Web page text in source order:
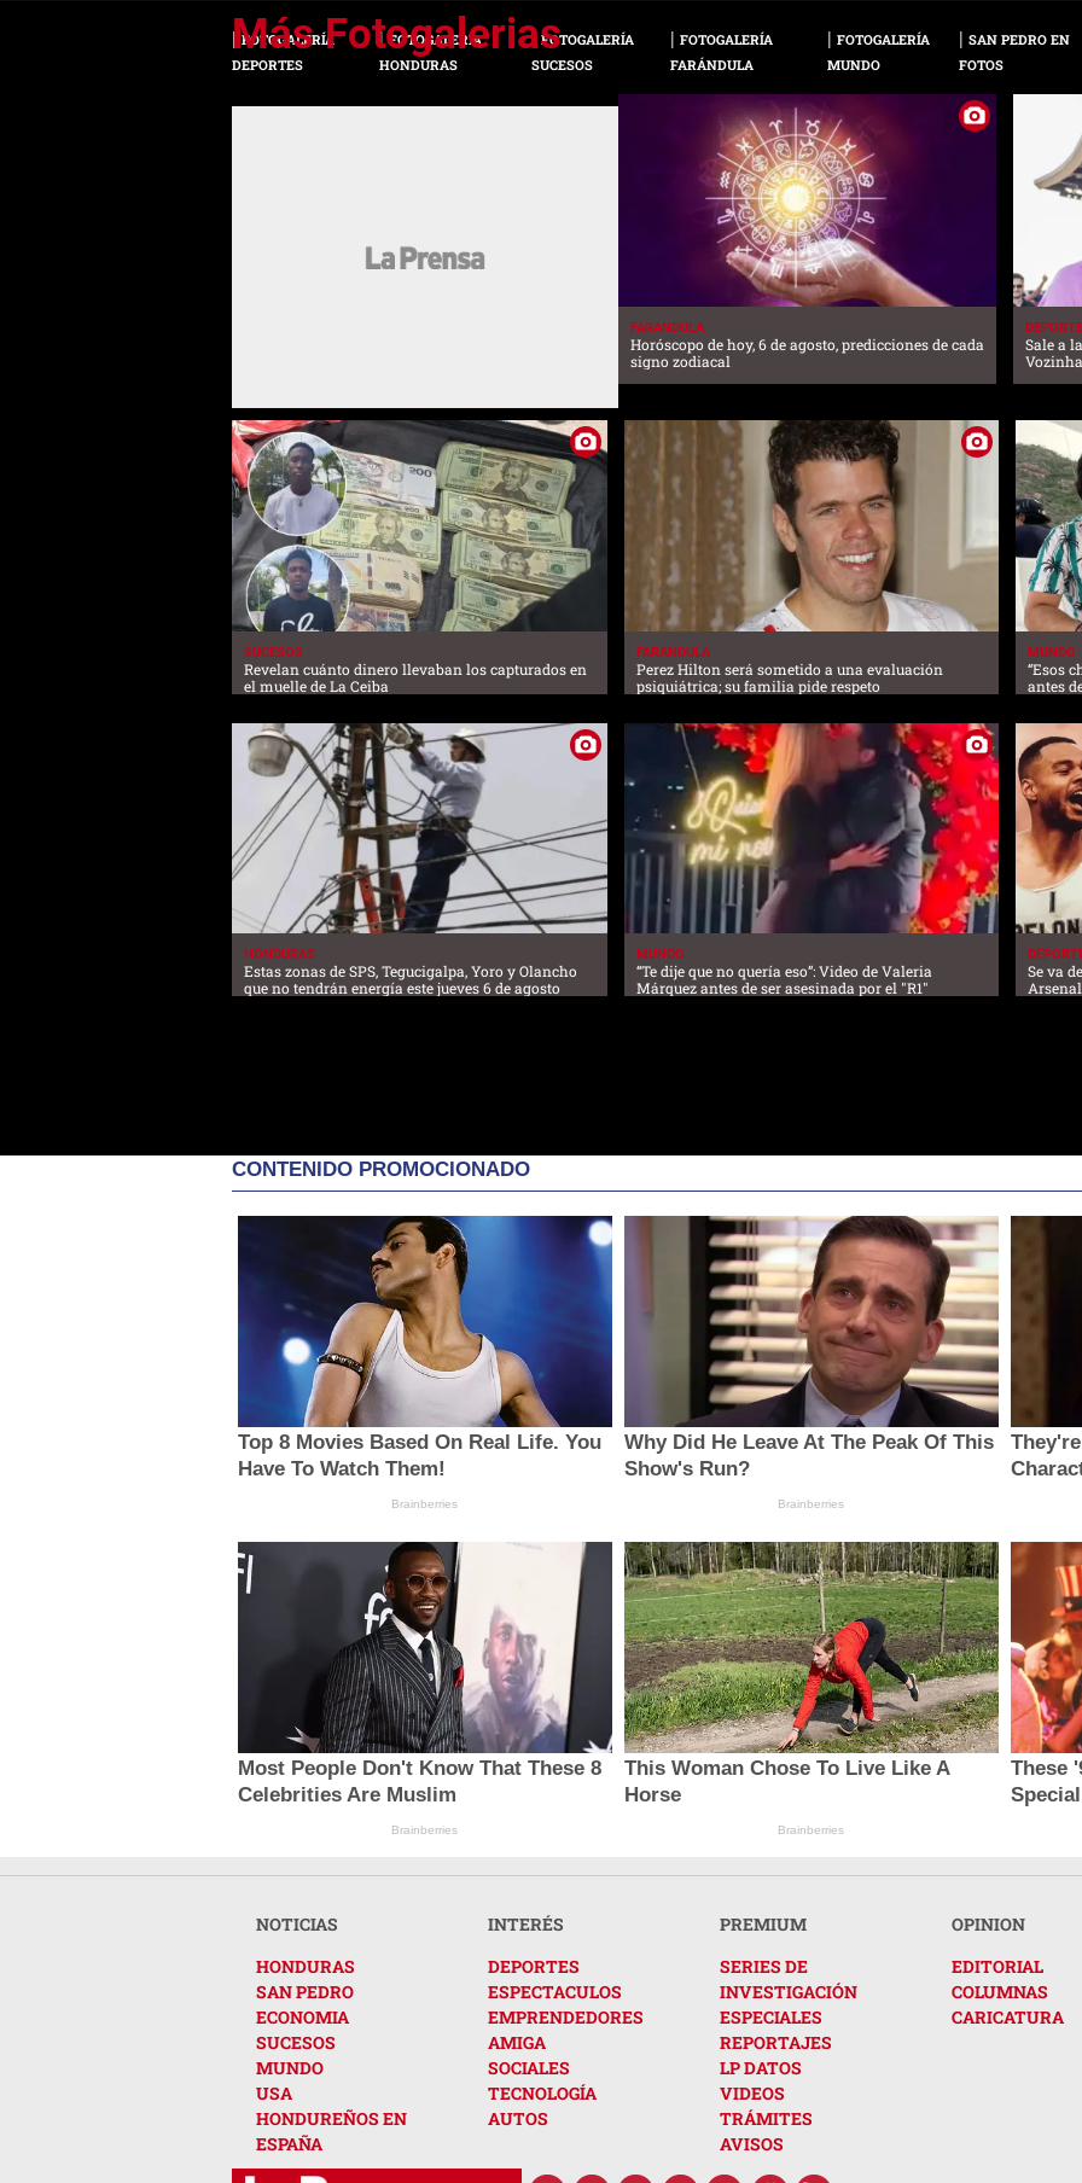
FOTOGALERÍA
DEPORTES
FOTOGALERÍA
HONDURAS
FOTOGALERÍA
SUCESOS
FOTOGALERÍA
FARÁNDULA
FOTOGALERÍA
MUNDO
SAN PEDRO EN
FOTOS
FARANDULA
Horóscopo de hoy, 6 de agosto, predicciones de cada
signo zodiacal
Sale a
SUCESOS
Revelan cuánto dinero llevaban los capturados en
el muelle de La Ceiba
FARANDULA
Perez Hilton será sometido a una evaluación
psiquiátrica; su familia pide respeto
MUNDO
“Esos
antes
HONDURAS
Estas zonas de SPS, Tegucigalpa, Yoro y Olancho
que no tendrán energía este jueves 6 de agosto
MUNDO
“Te dije que no quería eso”: Video de Valeria
Márquez antes de ser asesinada por el "R1"
Se va
CONTENIDO PROMOCIONADO
Top 8 Movies Based On Real Life. You
Have To Watch Them!
Brainberries
Why Did He Leave At The Peak Of This
Show's Run?
Brainberries
Most People Don't Know That These 8
Celebrities Are Muslim
Brainberries
This Woman Chose To Live Like A
Horse
Brainberries
These
NOTICIAS
HONDURAS
SAN PEDRO
ECONOMIA
SUCESOS
MUNDO
USA
HONDUREÑOS EN
ESPAÑA
INTERÉS
DEPORTES
ESPECTACULOS
EMPRENDEDORES
AMIGA
SOCIALES
TECNOLOGÍA
AUTOS
PREMIUM
SERIES DE
INVESTIGACIÓN
ESPECIALES
REPORTAJES
LP DATOS
VIDEOS
TRÁMITES
AVISOS
OPINION
EDITORIAL
COLUMNAS
CARICATURA